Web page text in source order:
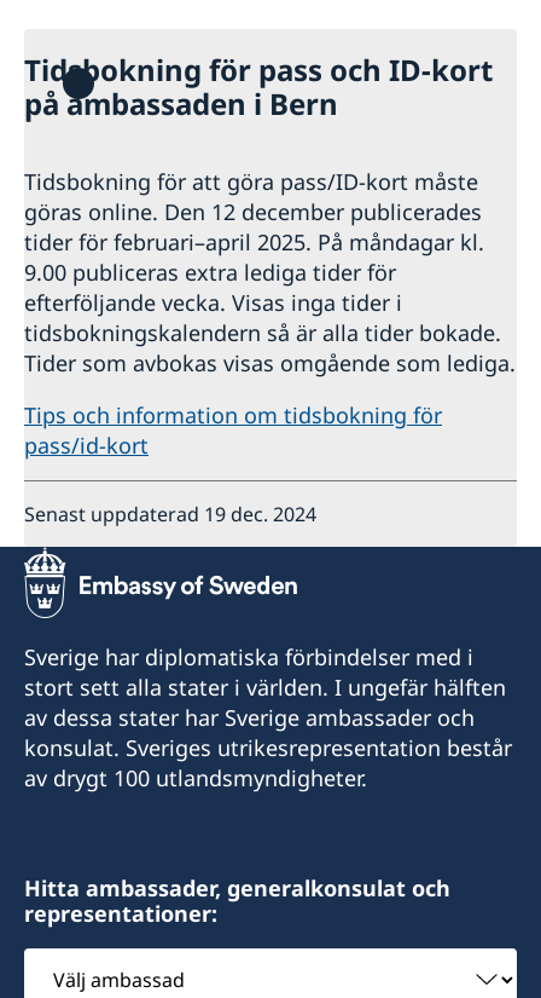
Tidsbokning för pass och ID-kort
på ambassaden i Bern
Tidsbokning för att göra pass/ID-kort måste
göras online. Den 12 december publicerades
tider för februari–april 2025. På måndagar kl.
9.00 publiceras extra lediga tider för
efterföljande vecka. Visas inga tider i
tidsbokningskalendern så är alla tider bokade.
Tider som avbokas visas omgående som lediga.
Tips och information om tidsbokning för
pass/id-kort
Senast uppdaterad 19 dec. 2024
Sverige har diplomatiska förbindelser med i
stort sett alla stater i världen. I ungefär hälften
av dessa stater har Sverige ambassader och
konsulat. Sveriges utrikesrepresentation består
av drygt 100 utlandsmyndigheter.
Hitta ambassader, generalkonsulat och
representationer:
Välj
ambassad